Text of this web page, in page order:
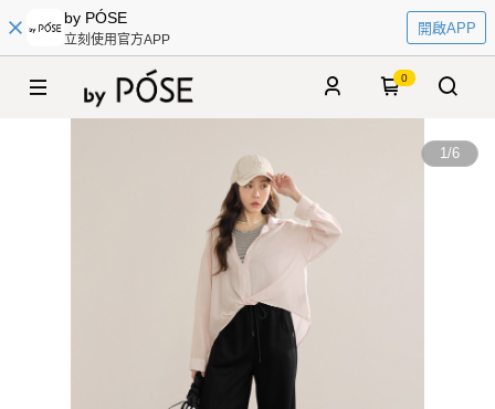
by PÓSE
立刻使用官方APP
開啟APP
0
1/6